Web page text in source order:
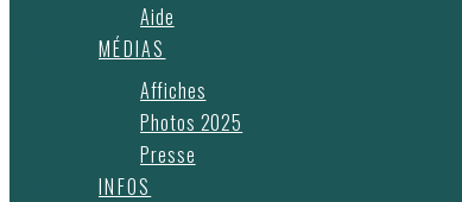
Aide
MÉDIAS
Affiches
Photos 2025
Presse
INFOS